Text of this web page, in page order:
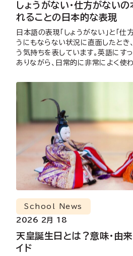
しょうがない・仕方がない
れることの日本的な表現
日本語の表現「しょうがない」と「仕
うにもならない状況に直面したと
う気持ちを表しています。英語にす
ありながら、日常的に非常によく
天皇誕生日とは？意味・由
イド
School News
2026 2月 18